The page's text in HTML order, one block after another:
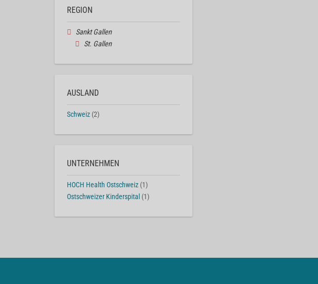
REGION
Sankt Gallen
St. Gallen
AUSLAND
Schweiz (2)
UNTERNEHMEN
HOCH Health Ostschweiz (1)
Ostschweizer Kinderspital (1)